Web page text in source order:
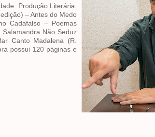
Produção Literária:
– Antes do Medo
Cadafalso – Poemas
Não Seduz
Canto Madalena (R.
possui 120 páginas e